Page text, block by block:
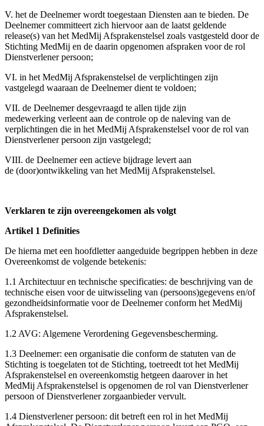
V. het de Deelnemer wordt toegestaan Diensten aan te bieden. De
Deelnemer committeert zich hiervoor aan de laatst geldende
release(s) van het MedMij Afsprakenstelsel zoals vastgesteld door de
Stichting MedMij en de daarin opgenomen afspraken voor de rol
Dienstverlener persoon;
VI. in het MedMij Afsprakenstelsel de verplichtingen zijn
vastgelegd waaraan de Deelnemer dient te voldoen;
VII. de Deelnemer desgevraagd te allen tijde zijn
medewerking verleent aan de controle op de naleving van de
verplichtingen die in het MedMij Afsprakenstelsel voor de rol van
Dienstverlener persoon zijn vastgelegd;
VIII. de Deelnemer een actieve bijdrage levert aan
de (door)ontwikkeling van het MedMij Afsprakenstelsel.
Verklaren te zijn overeengekomen als volgt
Artikel 1 Definities
De hierna met een hoofdletter aangeduide begrippen hebben in deze
Overeenkomst de volgende betekenis:
1.1 Architectuur en technische specificaties: de beschrijving van de
technische eisen voor de uitwisseling van (persoons)gegevens en/of
gezondheidsinformatie voor de Deelnemer conform het MedMij
Afsprakenstelsel.
1.2 AVG: Algemene Verordening Gegevensbescherming.
1.3 Deelnemer: een organisatie die conform de statuten van de
Stichting is toegelaten tot de Stichting, toetreedt tot het MedMij
Afsprakenstelsel en overeenkomstig hetgeen daarover in het
MedMij Afsprakenstelsel is opgenomen de rol van Dienstverlener
persoon of Dienstverlener zorgaanbieder vervult.
1.4 Dienstverlener persoon: dit betreft een rol in het MedMij